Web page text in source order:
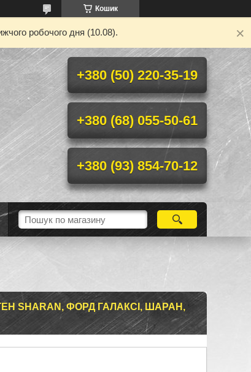
Кошик
робочого дня (10.08).
+380 (50) 220-35-19
+380 (68) 055-50-61
+380 (93) 854-70-12
SHARAN, ФОРД ГАЛАКСІ, ШАРАН,